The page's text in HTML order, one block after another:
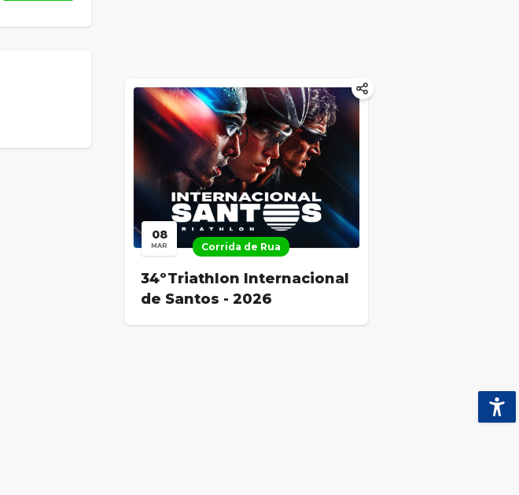
08
MAR Corrida de Rua
34ºTriathlon Internacional
de Santos - 2026